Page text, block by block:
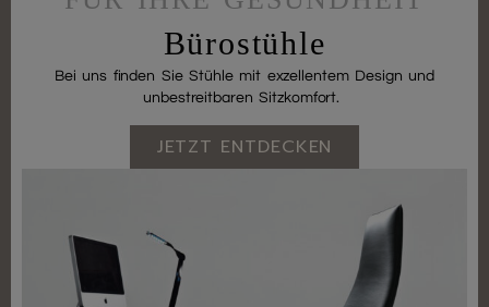
Bürostühle
Bei uns finden Sie Stühle mit exzellentem Design und
unbestreitbaren Sitzkomfort.
JETZT ENTDECKEN